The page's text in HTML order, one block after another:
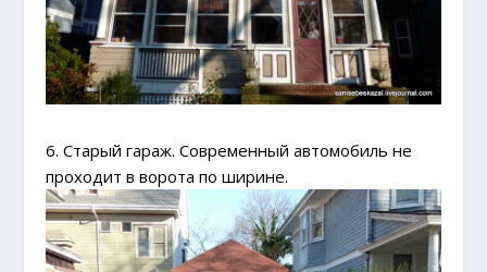
6. Старый гараж. Современный автомобиль не
проходит в ворота по ширине.